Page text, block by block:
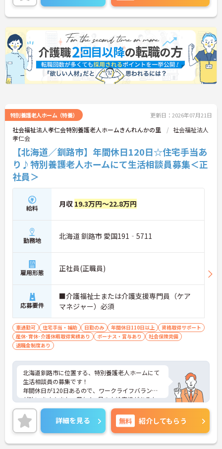
です。マイカー通勤OKで、無料の駐車場も完備され
ていますので毎日の通勤も快適です。ご興味がある
方にはより詳しい内容をご案内させていただきます
ので、是非お気軽にお問い合わせください。
特別養護老人ホーム（特養） 更新日：2026年07月21日
社会福祉法人孝仁会特別養護老人ホームきんれんかの里
社会福祉法人
孝仁会
【北海道／釧路市】年間休日120日☆住宅手当あ
り♪特別養護老人ホームにて生活相談員募集＜正
社員＞
給料 月収 19.3万円～22.8万円
勤務地 北海道 釧路市 愛国191‐5711
雇用形態 正社員(正職員)
応募要件
■介護福祉士または介護支援専門員（ケア
マネジャー）必須
車通勤可 住宅手当・補助 日勤のみ 年間休日110日以上
資格取得サポート
産休･育休･介護休暇取得実績あり
ボーナス・賞与あり
社会保険完備
退職金制度あり
北海道釧路市に位置する、特別養護老人ホームにて
生活相談員の募集です！
年間休日が120日あるので、ワークライフバランス
が叶います☆また、賞与4ヵ月の支給実績があるた
め、給与面も安心です♪
さらに、住宅手当がある為、生活面の負担を軽減
し、安心して長く勤務していただけます！ご興味の
ある方には、面接対策ポイントなど、さらに詳細を
お話しいたしますのでお気軽にご相談ください！
詳細を見る 無料 紹介してもらう